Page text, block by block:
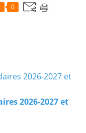
0
2026-2027 et